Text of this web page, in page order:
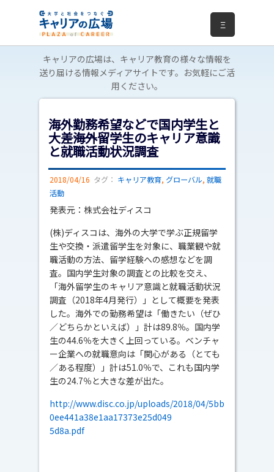
Ξ
キャリアの広場は、キャリア教育の様々な情報を
送り届ける情報メディアサイトです。お気軽にご活
用ください。
海外勤務希望などで国内学生と
大差――海外留学生のキャリア意識
と就職活動状況調査
2018/04/16 タグ： キャリア教育, グローバル, 就職
活動
発表元：株式会社ディスコ
(株)ディスコは、海外の大学で学ぶ正規留学
生や交換・派遣留学生を対象に、職業観や就
職活動の方法、留学経験への感想などを調
査。国内学生対象の調査との比較を交え、
「海外留学生のキャリア意識と就職活動状況
調査（2018年4月発行）」として概要を発表
した。海外での勤務希望は「働きたい（ぜひ
／どちらかといえば）」計は89.8％。国内学
生の44.6％を大きく上回っている。ベンチャ
ー企業への就職意向は「関心がある（とても
／ある程度）」計は51.0％で、これも国内学
生の24.7％と大きな差が出た。
http://www.disc.co.jp/uploads/2018/04/5bb
0ee441a38e1aa17373e25d049
5d8a.pdf